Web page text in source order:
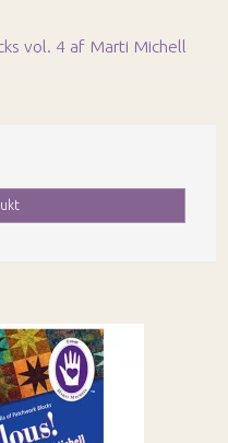
vol. 4 af Marti Michell